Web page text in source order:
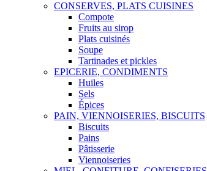
CONSERVES, PLATS CUISINES
Compote
Fruits au sirop
Plats cuisinés
Soupe
Tartinades et pickles
EPICERIE, CONDIMENTS
Huiles
Sels
Épices
PAIN, VIENNOISERIES, BISCUITS
Biscuits
Pains
Pâtisserie
Viennoiseries